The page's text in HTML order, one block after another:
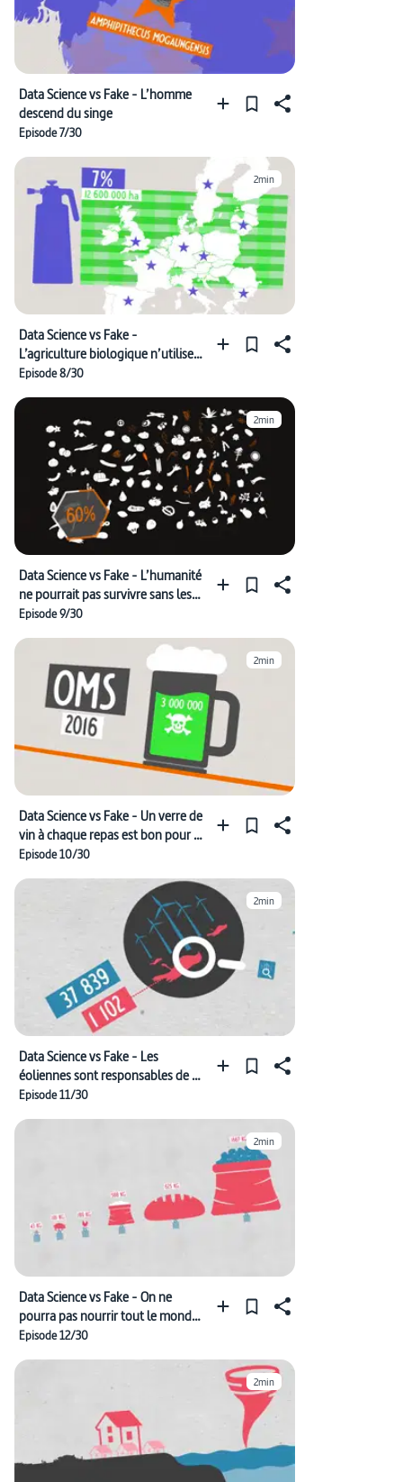
Data Science vs Fake - L’homme
descend du singe
Episode 7/30
2min
Data Science vs Fake -
L’agriculture biologique n’utilise
pas de pesticides
Episode 8/30
2min
Data Science vs Fake - L’humanité
ne pourrait pas survivre sans les
abeilles
Episode 9/30
2min
Data Science vs Fake - Un verre de
vin à chaque repas est bon pour la
santé
Episode 10/30
2min
Data Science vs Fake - Les
éoliennes sont responsables de la
surmortalité des oiseaux
Episode 11/30
2min
Data Science vs Fake - On ne
pourra pas nourrir tout le monde
en 2050
Episode 12/30
2min